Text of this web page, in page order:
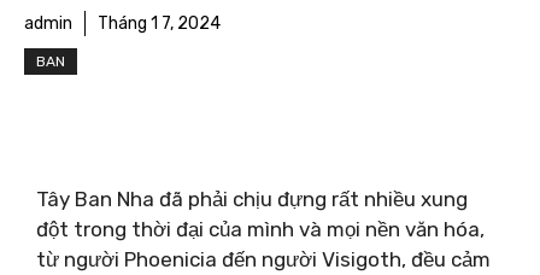
admin Tháng 1 7, 2024
BAN
Tây Ban Nha đã phải chịu đựng rất nhiều xung
đột trong thời đại của mình và mọi nền văn hóa,
từ người Phoenicia đến người Visigoth, đều cảm